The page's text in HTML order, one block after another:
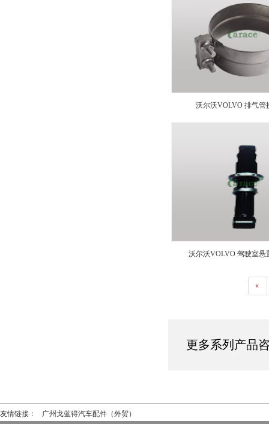
沃尔沃VOLVO 排气管
沃尔沃VOLVO 驾驶室悬
«
更多系列产品
友情链接： 广州戈蓝得汽车配件（外贸）